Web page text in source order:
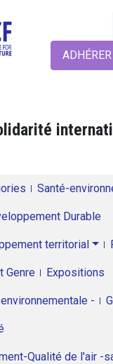
Santé-
Durable
territorial
Genre Expositions
-
Qualité de l'air -